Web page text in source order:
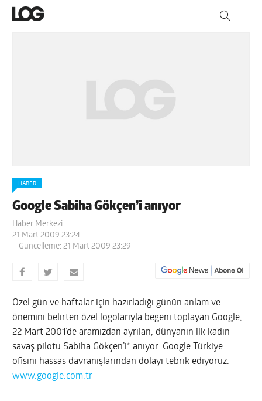
HABER
Google Sabiha Gökçen’i anıyor
Haber Merkezi
21 Mart 2009 23:24
- Güncelleme: 21 Mart 2009 23:29
Özel gün ve haftalar için hazırladığı günün anlam ve
önemini belirten özel logolarıyla beğeni toplayan Google,
22 Mart 2001’de aramızdan ayrılan, dünyanın ilk kadın
savaş pilotu Sabiha Gökçen’i* anıyor. Google Türkiye
ofisini hassas davranışlarından dolayı tebrik ediyoruz.
www.google.com.tr